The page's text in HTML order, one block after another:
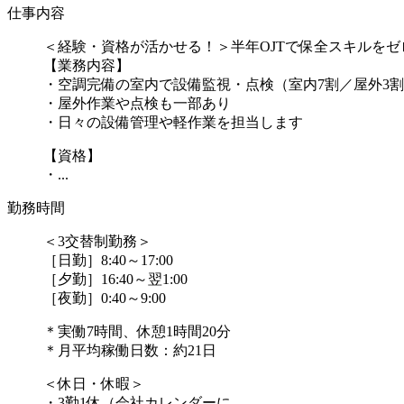
仕事内容
＜経験・資格が活かせる！＞半年OJTで保全スキルをゼ
【業務内容】
・空調完備の室内で設備監視・点検（室内7割／屋外3割
・屋外作業や点検も一部あり
・日々の設備管理や軽作業を担当します
【資格】
・...
勤務時間
＜3交替制勤務＞
［日勤］8:40～17:00
［夕勤］16:40～翌1:00
［夜勤］0:40～9:00
＊実働7時間、休憩1時間20分
＊月平均稼働日数：約21日
＜休日・休暇＞